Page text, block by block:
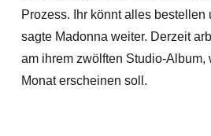
Prozess. Ihr könnt alles bestellen
sagte Madonna weiter. Derzeit
am ihrem zwölften Studio-Album,
Monat erscheinen soll.